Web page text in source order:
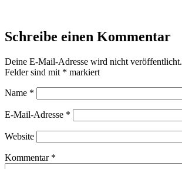
Schreibe einen Kommentar
Deine E-Mail-Adresse wird nicht veröffentlicht.
Felder sind mit * markiert
Name *
E-Mail-Adresse *
Website
Kommentar *